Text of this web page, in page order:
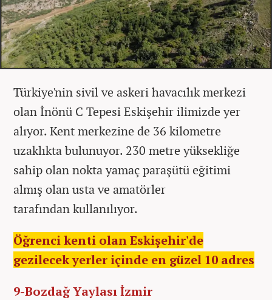
Türkiye'nin sivil ve askeri havacılık merkezi
olan İnönü C Tepesi Eskişehir ilimizde yer
alıyor. Kent merkezine de 36 kilometre
uzaklıkta bulunuyor. 230 metre yüksekliğe
sahip olan nokta yamaç paraşütü eğitimi
almış olan usta ve amatörler
tarafından kullanılıyor.
Öğrenci kenti olan Eskişehir'de
gezilecek yerler içinde en güzel 10 adres
9-Bozdağ Yaylası İzmir